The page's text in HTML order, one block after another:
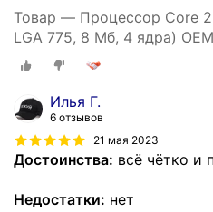
Товар — Процессор Core
LGA 775, 8 Мб, 4 ядра) OEM
Илья Г.
6 отзывов
21 мая 2023
Достоинства: всё чётко и
Недостатки: нет